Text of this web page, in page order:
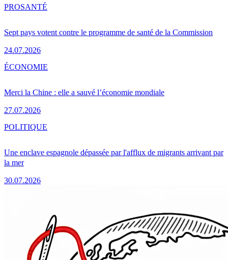
Sept pays votent contre le programme de santé de la Commission
24.07.2026
PROSANTÉ
Merci la Chine : elle a sauvé l’économie mondiale
27.07.2026
ÉCONOMIE
Une enclave espagnole dépassée par l'afflux de migrants arrivant par
la mer
30.07.2026
POLITIQUE